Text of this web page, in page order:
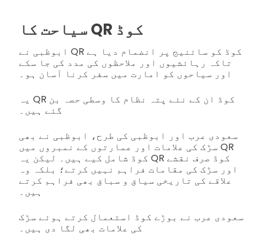
سیاحت کا QR کوڈ
ابوظبی نے QR کوڈ کو سائنیج پر انضمام دیا ہے
تاکہ رہائشیوں اور ملاحظوں کی مدد کی جا سکے
اور سیاحوں کو امارت میں سفر کرنا آسان ہو۔
یہ QR کوڈ ان کے نئے پتہ نظام کا وسطی حصہ بن
گئے ہیں۔
سعودی عرب اور ابوظبی کی طرح، ابوظبی نے بھی
سڑک کی علامات اور عمارتوں کے نمبروں میں QR
کوڈ شامل کیے ہیں۔ لیکن یہ QR کوڈ صرف نقشے
اور سڑک کی مقامات فراہم نہیں کرتے؛ بلکہ وہ
علاقے کی تاریخی سیاق و سباق بھی فراہم کرتے
ہیں۔
سعودی عرب نے بوڑے کوڈ استعمال کرتے ہوئے سڑک
کی علامات بھی لگا دی ہیں۔